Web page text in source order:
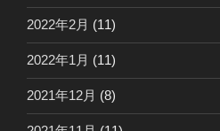
2022年2月 (11)
2022年1月 (11)
2021年12月 (8)